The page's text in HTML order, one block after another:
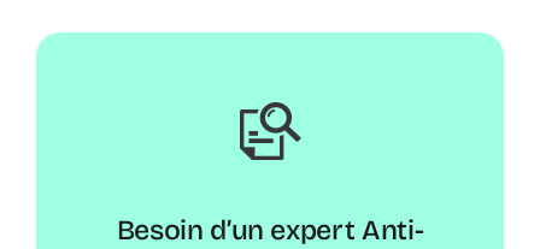
Besoin d’un expert Anti-